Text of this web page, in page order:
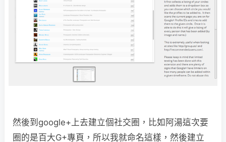
然後到google+上去建立個社交圈，比如阿湯這次要
圈的是百大G+專頁，所以我就命名這樣，然後建立